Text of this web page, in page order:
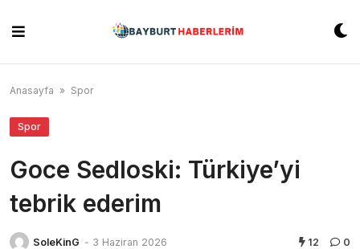
content
Anasayfa » Spor
Spor
Goce Sedloski: Türkiye’yi
tebrik ederim
SoleKinG - 3 Haziran 2026 12 0